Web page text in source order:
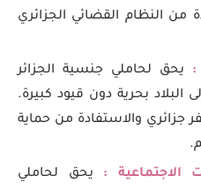
من النظام القضائي الجزائري
: يحق لحاملي جنسية الجزائر
البلاد بحرية دون قيود كبيرة.
والاستفادة من حماية
الاجتماعية : يحق لحاملي